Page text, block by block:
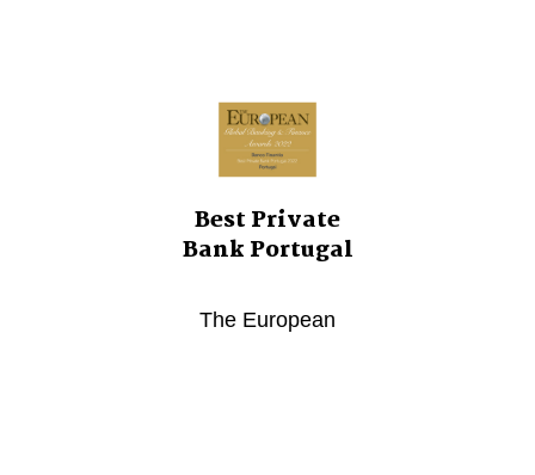
Best Private
Bank Portugal
The European